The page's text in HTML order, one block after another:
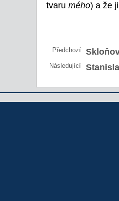
tvaru mého) a že
Předchozí
Následující